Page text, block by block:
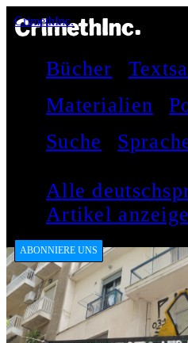
CrimethInc.
Bücher
Materialien
Suche
Alle
Artikel
ABONNIERE UNS